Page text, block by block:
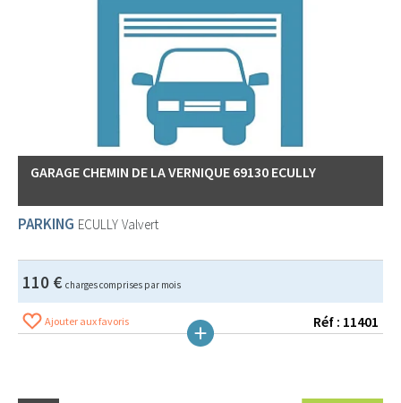
GARAGE CHEMIN DE LA VERNIQUE 69130 ECULLY
PARKING ECULLY Valvert
110 € charges comprises par mois
Ajouter aux favoris Réf : 11401